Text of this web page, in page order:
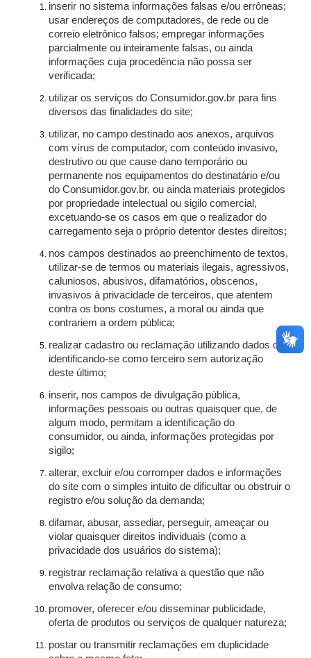
inserir no sistema informações falsas e/ou errôneas;
usar endereços de computadores, de rede ou de
correio eletrônico falsos; empregar informações
parcialmente ou inteiramente falsas, ou ainda
informações cuja procedência não possa ser
verificada;
utilizar os serviços do Consumidor.gov.br para fins
diversos das finalidades do site;
utilizar, no campo destinado aos anexos, arquivos
com vírus de computador, com conteúdo invasivo,
destrutivo ou que cause dano temporário ou
permanente nos equipamentos do destinatário e/ou
do Consumidor.gov.br, ou ainda materiais protegidos
por propriedade intelectual ou sigilo comercial,
excetuando-se os casos em que o realizador do
carregamento seja o próprio detentor destes direitos;
nos campos destinados ao preenchimento de textos,
utilizar-se de termos ou materiais ilegais, agressivos,
caluniosos, abusivos, difamatórios, obscenos,
invasivos à privacidade de terceiros, que atentem
contra os bons costumes, a moral ou ainda que
contrariem a ordem pública;
realizar cadastro ou reclamação utilizando dados ou
identificando-se como terceiro sem autorização
deste último;
inserir, nos campos de divulgação pública,
informações pessoais ou outras quaisquer que, de
algum modo, permitam a identificação do
consumidor, ou ainda, informações protegidas por
sigilo;
alterar, excluir e/ou corromper dados e informações
do site com o simples intuito de dificultar ou obstruir o
registro e/ou solução da demanda;
difamar, abusar, assediar, perseguir, ameaçar ou
violar quaisquer direitos individuais (como a
privacidade dos usuários do sistema);
registrar reclamação relativa a questão que não
envolva relação de consumo;
promover, oferecer e/ou disseminar publicidade,
oferta de produtos ou serviços de qualquer natureza;
postar ou transmitir reclamações em duplicidade